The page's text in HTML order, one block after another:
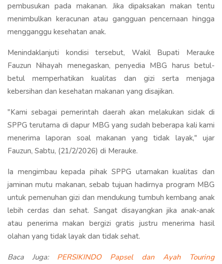
pembusukan pada makanan. Jika dipaksakan makan tentu
menimbulkan keracunan atau gangguan pencernaan hingga
mengganggu kesehatan anak.
Menindaklanjuti kondisi tersebut, Wakil Bupati Merauke
Fauzun Nihayah menegaskan, penyedia MBG harus betul-
betul memperhatikan kualitas dan gizi serta menjaga
kebersihan dan kesehatan makanan yang disajikan.
"Kami sebagai pemerintah daerah akan melakukan sidak di
SPPG terutama di dapur MBG yang sudah beberapa kali kami
menerima laporan soal makanan yang tidak layak," ujar
Fauzun, Sabtu, (21/2/2026) di Merauke.
Ia mengimbau kepada pihak SPPG utamakan kualitas dan
jaminan mutu makanan, sebab tujuan hadirnya program MBG
untuk pemenuhan gizi dan mendukung tumbuh kembang anak
lebih cerdas dan sehat. Sangat disayangkan jika anak-anak
atau penerima makan bergizi gratis justru menerima hasil
olahan yang tidak layak dan tidak sehat.
Baca Juga: PERSIKINDO Papsel dan Ayah Touring